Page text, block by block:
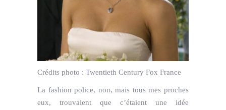
Crédits photo : Twentieth Century Fox France
La fashion police, non, mais tous mes proches
eux, trouvaient que c’étaient une idée